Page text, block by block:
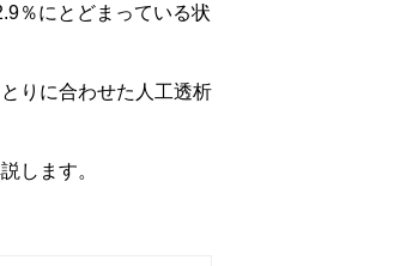
％にとどまっている状
りに合わせた人工透析
します。